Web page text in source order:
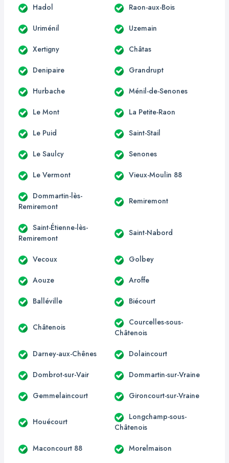
Hadol Raon-aux-Bois
Uriménil Uzemain
Xertigny Châtas
Denipaire Grandrupt
Hurbache Ménil-de-Senones
Le Mont La Petite-Raon
Le Puid Saint-Stail
Le Saulcy Senones
Le Vermont Vieux-Moulin 88
Dommartin-lès-
Remiremont
Remiremont
Saint-Étienne-lès-
Remiremont
Saint-Nabord
Vecoux Golbey
Aouze Aroffe
Balléville Biécourt
Châtenois
Courcelles-sous-
Châtenois
Darney-aux-Chênes Dolaincourt
Dombrot-sur-Vair Dommartin-sur-Vraine
Gemmelaincourt Gironcourt-sur-Vraine
Houécourt
Longchamp-sous-
Châtenois
Maconcourt 88 Morelmaison